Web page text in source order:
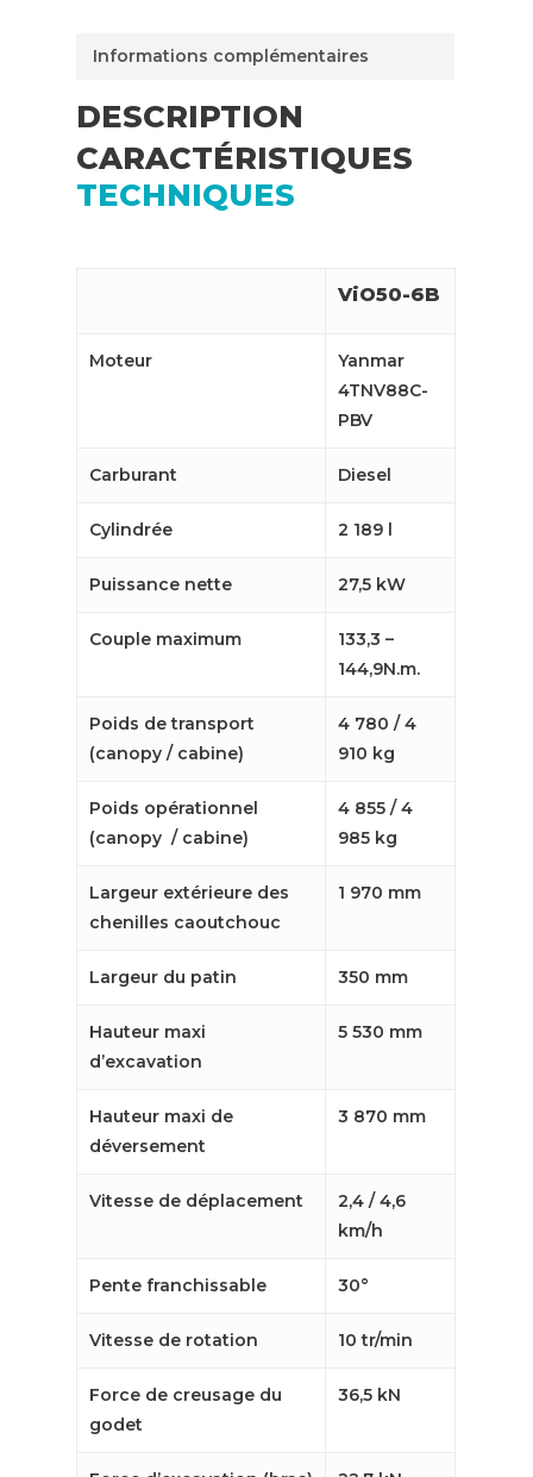
Informations complémentaires
DESCRIPTION
CARACTÉRISTIQUES
TECHNIQUES
ViO50-6B
Moteur
Yanmar
4TNV88C-
PBV
Carburant Diesel
Cylindrée 2 189 l
Puissance nette 27,5 kW
Couple maximum
133,3 –
144,9N.m.
Poids de transport
(canopy / cabine)
4 780 / 4
910 kg
Poids opérationnel
(canopy / cabine)
4 855 / 4
985 kg
Largeur extérieure des
chenilles caoutchouc
1 970 mm
Largeur du patin 350 mm
Hauteur maxi
d’excavation
5 530 mm
Hauteur maxi de
déversement
3 870 mm
Vitesse de déplacement
2,4 / 4,6
km/h
Pente franchissable 30°
Vitesse de rotation 10 tr/min
Force de creusage du
godet
36,5 kN